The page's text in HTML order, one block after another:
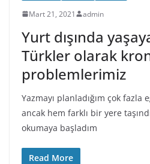
Mart 21, 2021 admin
Yurt dışında
Türkler olarak
problemlerimiz
Yazmayı planladığım çok fazla
ancak hem farklı bir yere
okumaya başladım
Read More